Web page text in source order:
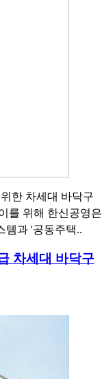
한 차세대 바닥구
를 위해 한신공영은
템과 '공동주택..
차세대 바닥구